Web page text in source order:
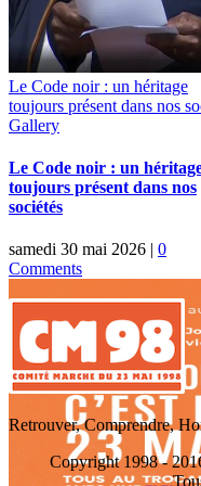
Le Code noir : un héritage
toujours présent dans nos
Gallery
Le Code noir : un
toujours présent dans nos
sociétés
samedi 30 mai 2026 | 0
Comments
Retrouver, Comprendre,
Copyright 1998 -